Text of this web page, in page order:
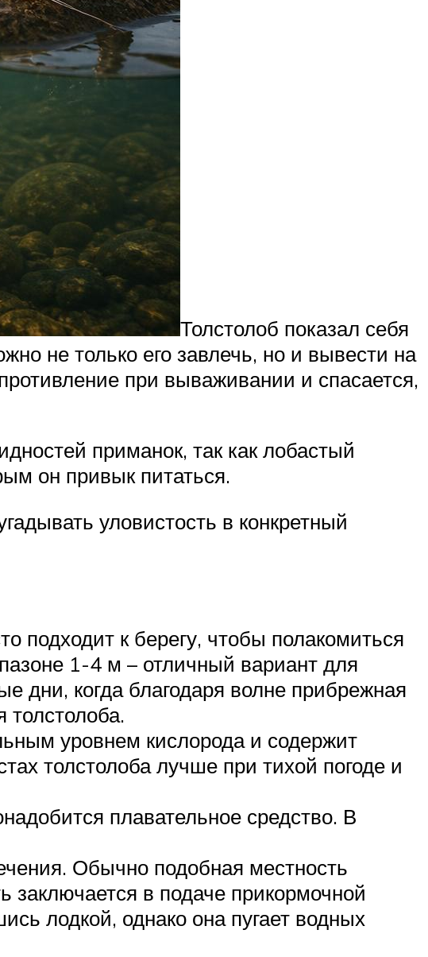
Толстолоб показал себя
не только его завлечь, но и вывести на
при вываживании и спасается,
приманок, так как лобастый
он привык питаться.
уловистость в конкретный
подходит к берегу, чтобы полакомиться
1-4 м – отличный вариант для
дни, когда благодаря волне прибрежная
толстолоба.
уровнем кислорода и содержит
толстолоба лучше при тихой погоде и
плавательное средство. В
Обычно подобная местность
в подаче прикормочной
лодкой, однако она пугает водных